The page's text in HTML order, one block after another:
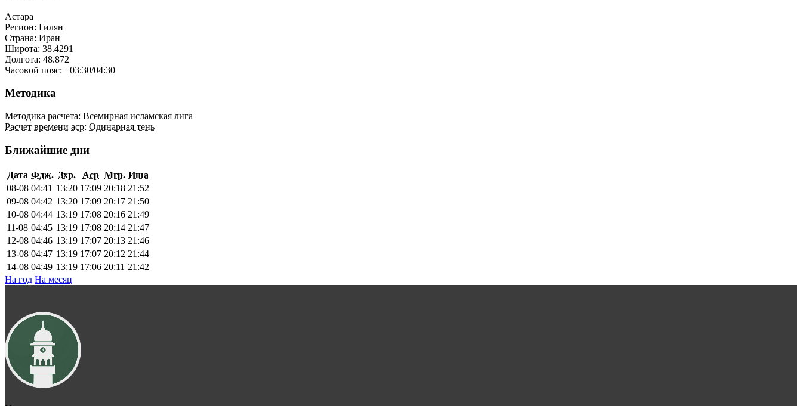
Астара
Регион: Гилян
Страна: Иран
Широта: 38.4291
Долгота: 48.872
Часовой пояс: +03:30/04:30
Методика
Методика расчета: Всемирная исламская лига
Расчет времени аср: Одинарная тень
Ближайшие дни
Дата Фдж. Зхр. Аср Мгр. Иша
08-08 04:41 13:20 17:09 20:18 21:52
09-08 04:42 13:20 17:09 20:17 21:50
10-08 04:44 13:19 17:08 20:16 21:49
11-08 04:45 13:19 17:08 20:14 21:47
12-08 04:46 13:19 17:07 20:13 21:46
13-08 04:47 13:19 17:07 20:12 21:44
14-08 04:49 13:19 17:06 20:11 21:42
На год На месяц